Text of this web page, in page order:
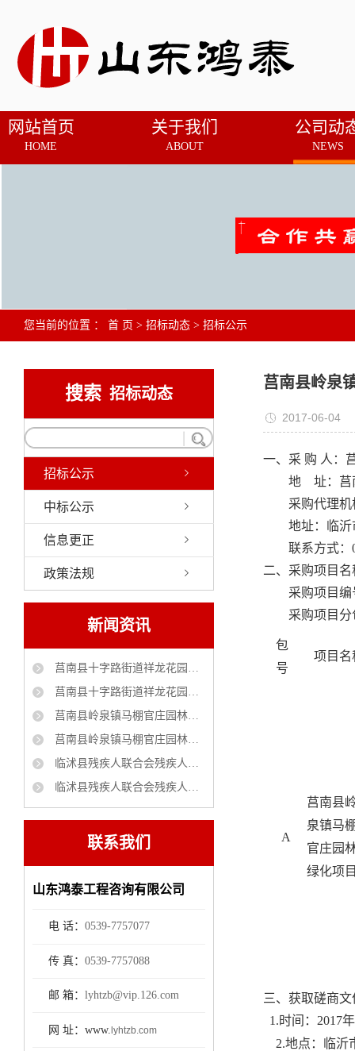
网站首页
HOME
关于我们
ABOUT
公司动
NEWS
您当前的位置 ： 首 页 > 招标动态 > 招标公示
搜索 招标动态
招标公示
中标公示
信息更正
政策法规
新闻资讯
莒南县十字路街道祥龙花园（官地村）自来水管理服务采购项目 中标公告
莒南县十字路街道祥龙花园社区(官地村)工贸小区大棚改造工程 中标公告
莒南县岭泉镇马棚官庄园林绿化项目 竞争性磋商公告
莒南县岭泉镇马棚官庄园林绿化项目 成交公告
临沭县残疾人联合会残疾人家庭无障碍改造项目磋商公告
临沭县残疾人联合会残疾人家庭无障碍改造项目采购项目中标公示
联系我们
山东鸿泰工程咨询有限公司
电 话： 0539-7757077
传 真： 0539-7757088
邮 箱： lyhtzb@vip.126.com
网 址：www. lyhtzb.com
莒南县岭泉
2017-06-04
一、采 购 人：
地
址： 莒
采购代理机
地址：临沂
联系方式：
二、采购项目名
采购项目编
采购项目
包
号
项目名
A
莒南县
泉镇马
官庄园
绿化项
三、获取磋商文
1.时间： 2017
2.地点 ：
临沂